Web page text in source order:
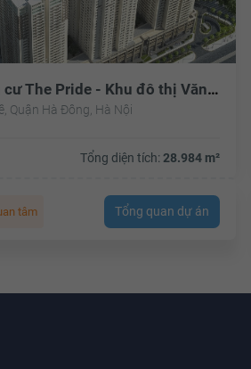
Chung cư The Pride - Khu đô thị Văn Khê
Quận Hà Đông, Hà Nội
Tổng diện tích: 28.984 m²
tâm Tổng quan dự án